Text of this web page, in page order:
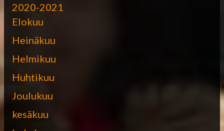
2020-2021
Elokuu
Heinäkuu
Helmikuu
Huhtikuu
Joulukuu
kesäkuu